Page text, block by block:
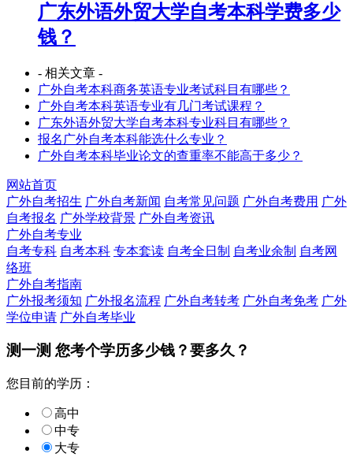
广东外语外贸大学自考本科学费多少
钱？
- 相关文章 -
广外自考本科商务英语专业考试科目有哪些？
广外自考本科英语专业有几门考试课程？
广东外语外贸大学自考本科专业科目有哪些？
报名广外自考本科能选什么专业？
广外自考本科毕业论文的查重率不能高于多少？
网站首页
广外自考招生 广外自考新闻 自考常见问题 广外自考费用 广外
自考报名 广外学校背景 广外自考资讯
广外自考专业
自考专科 自考本科 专本套读 自考全日制 自考业余制 自考网
络班
广外自考指南
广外报考须知 广外报名流程 广外自考转考 广外自考免考 广外
学位申请 广外自考毕业
测一测 您考个学历多少钱？要多久？
您目前的学历：
高中
中专
大专